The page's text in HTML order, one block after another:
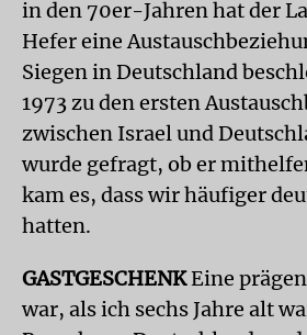
in den 70er-Jahren hat der
Hefer eine
Siegen in Deutschland
1973 zu den ersten
zwischen Israel und
wurde gefragt, ob er
kam es, dass wir häufiger
hatten.
GASTGESCHENKEine
war, als ich sechs Jahre alt